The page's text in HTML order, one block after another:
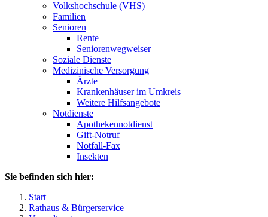
Volkshochschule (VHS)
Familien
Senioren
Rente
Seniorenwegweiser
Soziale Dienste
Medizinische Versorgung
Ärzte
Krankenhäuser im Umkreis
Weitere Hilfsangebote
Notdienste
Apothekennotdienst
Gift-Notruf
Notfall-Fax
Insekten
Sie befinden sich hier:
Start
Rathaus & Bürgerservice